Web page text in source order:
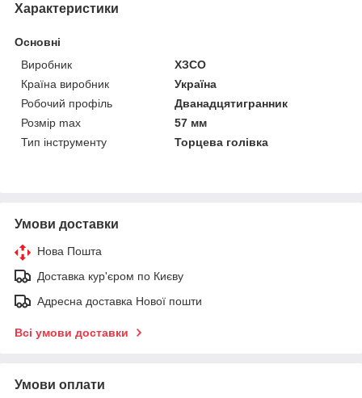
Характеристики
Основні
Виробник
ХЗСО
Країна виробник
Україна
Робочий профіль
Дванадцятигранник
Розмір max
57 мм
Тип інструменту
Торцева голівка
Умови доставки
Нова Пошта
Доставка кур'єром по Києву
Адресна доставка Нової пошти
Всі умови доставки
Умови оплати